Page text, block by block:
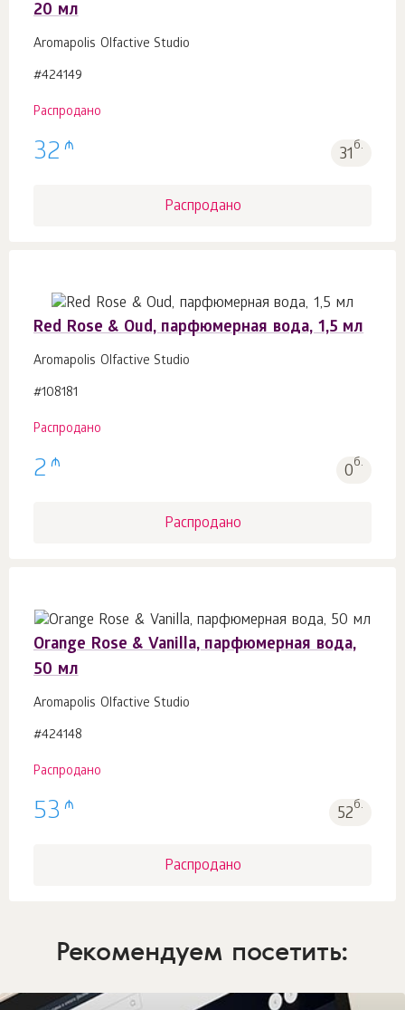
20 мл
Aromapolis Olfactive Studio
#424149
Распродано
32 ₼ 31б.
Распродано
Red Rose & Oud, парфюмерная вода, 1,5 мл
Aromapolis Olfactive Studio
#108181
Распродано
2 ₼ 0б.
Распродано
Orange Rose & Vanilla, парфюмерная вода,
50 мл
Aromapolis Olfactive Studio
#424148
Распродано
53 ₼ 52б.
Распродано
Рекомендуем посетить: